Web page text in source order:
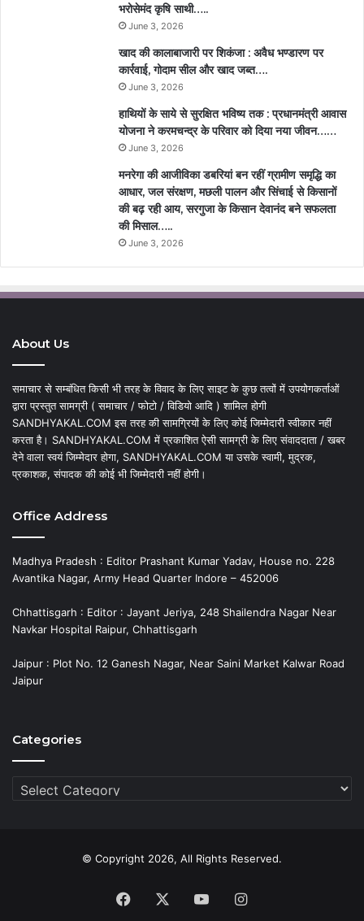
भरोसेमंद कृषि साथी…..
June 3, 2026
खाद की कालाबाजारी पर शिकंजा : अवैध भण्डारण पर
कार्रवाई, गोदाम सील और खाद जब्त….
June 3, 2026
हाथियों के साये से सुरक्षित भविष्य तक : प्रधानमंत्री आवास
योजना ने करमचन्द्र के परिवार को दिया नया जीवन……
June 3, 2026
मनरेगा की आजीविका डबरियां बन रहीं ग्रामीण समृद्धि का
आधार, जल संरक्षण, मछली पालन और सिंचाई से किसानों
की बढ़ रही आय, सरगुजा के किसान देवानंद बने सफलता
की मिसाल…..
June 3, 2026
About Us
समाचार से सम्बंधित किसी भी तरह के विवाद के लिए साइट के कुछ तत्वों में उपयोगकर्ताओं
द्वारा प्रस्तुत सामग्री ( समाचार / फोटो / विडियो आदि ) शामिल होगी
SANDHYAKAL.COM इस तरह की सामग्रियों के लिए कोई जिम्मेदारी स्वीकार नहीं
करता है। SANDHYAKAL.COM में प्रकाशित ऐसी सामग्री के लिए संवाददाता / खबर
देने वाला स्वयं जिम्मेदार होगा, SANDHYAKAL.COM या उसके स्वामी, मुद्रक,
प्रकाशक, संपादक की कोई भी जिम्मेदारी नहीं होगी।
Office Address
Madhya Pradesh : Editor Prashant Kumar Yadav, House no. 228
Avantika Nagar, Army Head Quarter Indore – 452006
Chhattisgarh : Editor : Jayant Jeriya, 248 Shailendra Nagar Near
Navkar Hospital Raipur, Chhattisgarh
Jaipur : Plot No. 12 Ganesh Nagar, Near Saini Market Kalwar Road
Jaipur
Categories
Categories
© Copyright 2026, All Rights Reserved.
Facebook YouTubeInstagram